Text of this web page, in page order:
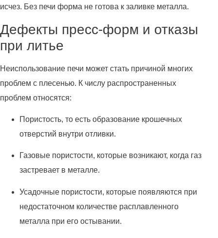
исчез. Без печи форма не готова к заливке металла.
Дефекты пресс-форм и отказы
при литье
Неиспользование печи может стать причиной многих
проблем с плесенью. К числу распространенных
проблем относятся:
Пористость, то есть образование крошечных
отверстий внутри отливки.
Газовые пористости, которые возникают, когда газ
застревает в металле.
Усадочные пористости, которые появляются при
недостаточном количестве расплавленного
металла при его остывании.